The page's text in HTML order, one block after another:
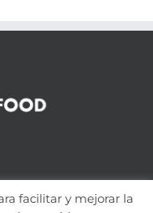
30850 · Murcia · España
facilitar y mejorar la